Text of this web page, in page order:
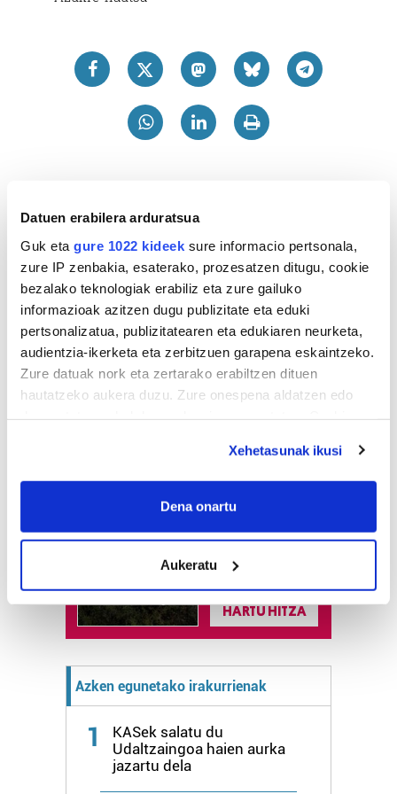
Datuen erabilera arduratsua
Guk eta gure 1022 kideek sure informacio pertsonala,
zure IP zenbakia, esaterako, prozesatzen ditugu, cookie
bezalako teknologiak erabiliz eta zure gailuko
informazioak azitzen dugu publizitate eta eduki
pertsonalizatua, publizitatearen eta edukiaren neurketa,
audientzia-ikerketa eta zerbitzuen garapena eskaintzeko.
Zure datuak nork eta zertarako erabiltzen dituen
hautatzeko aukera duzu. Zure onespena aldatzen edo
If you allow, we would also like to:
Collect information about your geographical
meters
Identify your device by actively scanning it for
specific characteristics (fingerprinting)
Find out more about how your personal data is processed
Guk eta gure bazkideek zure datu pertsonalak
prozesatzen ditugu, zure IP zenbakia, besteak beste,
pertsonalizatuak eskaintzeko, iragarkiak eta edukia
neurtzeko, jendeari buruzko informazioa biltzeko eta
Xehetasunak ikusi
Dena onartu
Aukeratu
Naturak bere
lekua hartu du
urtegian
2.500 zkia.
HARTU HITZA
Azken egunetako irakurrienak
1
KASek salatu du
Udaltzaingoa haien aurka
jazartu dela